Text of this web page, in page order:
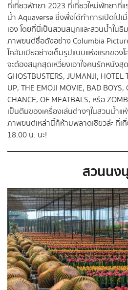
ที่เที่ยวพัทยา 2023 ที่เที่ยวใหม่พัทยาที่
น้ำ Aquaverse ซึ่งพึ่งได้ทำการเปิดไป
เอง โดยที่นี่เป็นสวนสนุกและสวนน้ำใน
ภาพยนต์ชื่อดังอย่าง Columbia
โคลัมเบียอย่างเต็มรูปแบบแห่งแรกของ
จะต้องสนุกสุดเหวี่ยงเอาใจคนรักหนังสุด
GHOSTBUSTERS, JUMANJI, HOTEL
UP, THE EMOJI MOVIE, BAD BOYS,
CHANCE, OF MEATBALS, หรือ
เป็นตีมของเครื่องเล่นต่างๆในสวนน้ำแ
ภาพยนต์เหล่านี้ก็ห้ามพลาดเชียวล่ะ ที่เ
18.00 น. นะ!
สวนนง